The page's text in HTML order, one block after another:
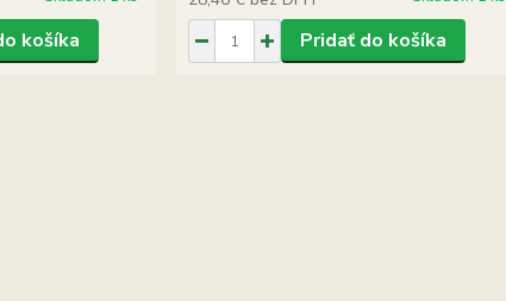
košíka Pridať do košíka